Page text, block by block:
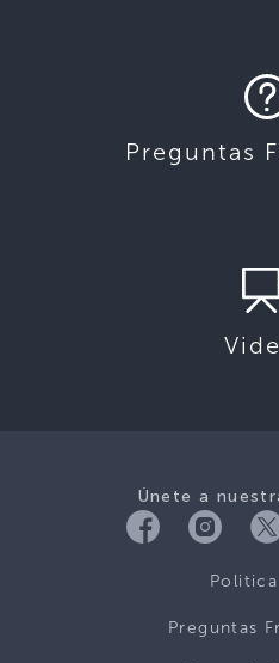
Preguntas
Únete a
Preguntas